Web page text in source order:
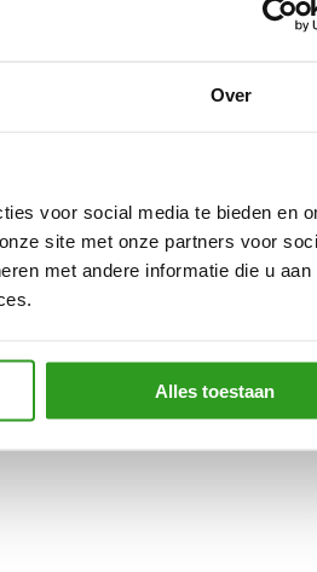
Over
voor social media te bieden en
site met onze partners voor
met andere informatie die u aan
Alles toestaan